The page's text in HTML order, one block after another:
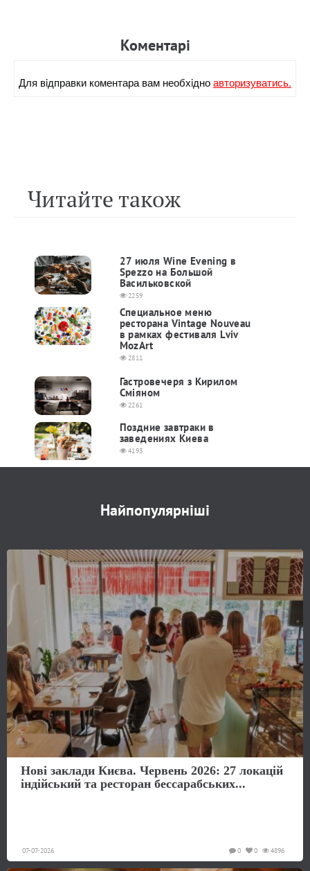
Коментарi
Для вiдправки коментара вам необхiдноавторизуватись.
Читайте також
27 июля Wine Evening в
Spezzo на Большой
Васильковской
2259
Cпециальное меню
ресторана Vintage Nouveau
в рамках фестиваля Lviv
MozArt
2811
Гастровечеря з Кирилом
Сміяном
2261
Поздние завтраки в
заведениях Киева
4193
Найпопулярніші
Нові заклади Києва. Червень 2026: 27 локацій
індійський та ресторан бессарабських...
07-07-2026 4896
0
0